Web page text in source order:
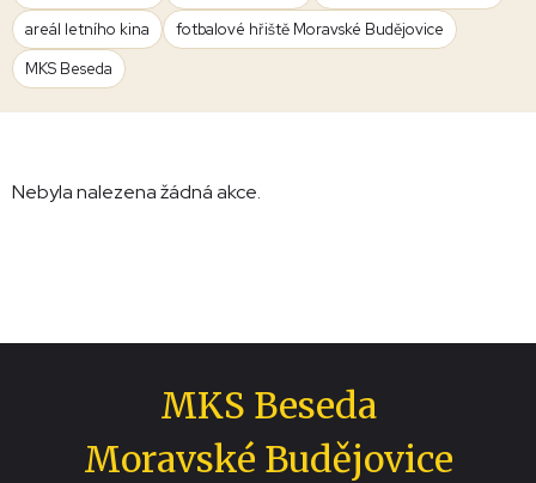
areál letního kina
fotbalové hřiště Moravské Budějovice
MKS Beseda
Nebyla nalezena žádná akce.
MKS Beseda
Moravské Budějovice